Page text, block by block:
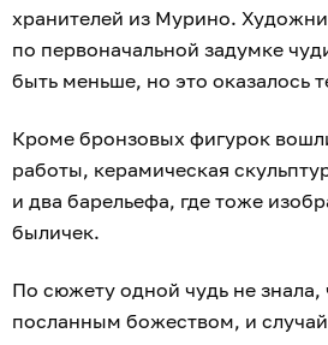
хранителей из Мурино.
по первоначальной задумке
быть меньше, но это оказалось
Кроме бронзовых фигурок
работы, керамическая
и два барельефа, где тоже
быличек.
По сюжету одной чудь не знала,
посланным божеством, и